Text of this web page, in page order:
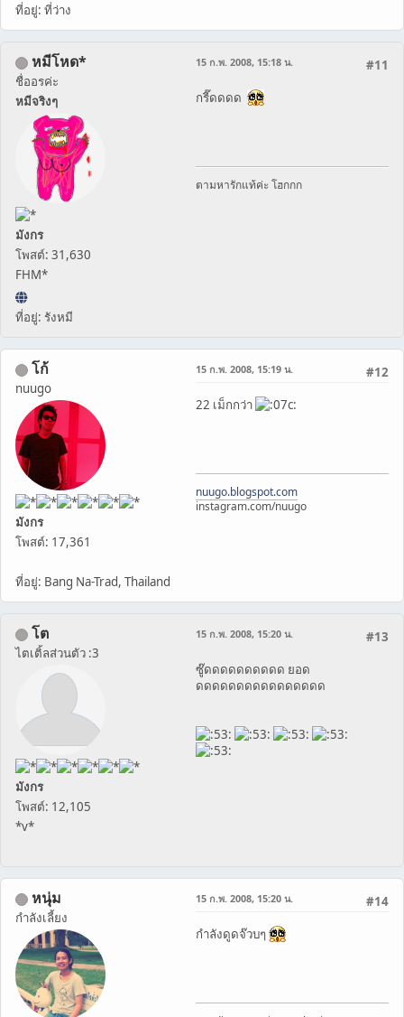
ที่อยู่: ที่ว่าง
หมีโหด*
ชื่ออรค่ะ
หมีจริงๆ
มังกร
โพสต์: 31,630
FHM*
ที่อยู่: รังหมี
#11
15 ก.พ. 2008, 15:18 น.
กรี๊ดดดด
ตามหารักแท้ค่ะ โฮกกก
โก้
nuugo
มังกร
โพสต์: 17,361
ที่อยู่: Bang Na-Trad, Thailand
#12
15 ก.พ. 2008, 15:19 น.
22 เม็กกว่า
nuugo.blogspot.com
instagram.com/nuugo
โต
ไตเติ้ลส่วนตัว :3
มังกร
โพสต์: 12,105
*v*
#13
15 ก.พ. 2008, 15:20 น.
ซู๊ดดดดดดดดดด ยอด
ดดดดดดดดดดดดดดดด
หนุ่ม
กำลังเลี้ยง
#14
15 ก.พ. 2008, 15:20 น.
กำลังดูดจ๊วบๆ